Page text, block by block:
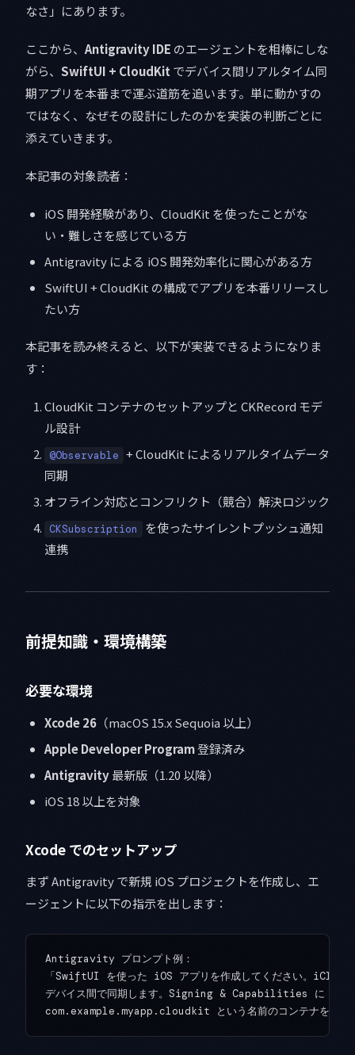
なさ」にあります。
ここから、 Antigravity IDE のエージェントを相棒にしな
がら、 SwiftUI + CloudKitでデバイス間リアルタイム同
期アプリを本番まで運ぶ道筋を追います。単に動かすの
ではなく、なぜその設計にしたのかを実装の判断ごとに
添えていきます。
本記事の対象読者：
iOS 開発経験があり、CloudKit を使ったことがな
い・難しさを感じている方
Antigravity による iOS 開発効率化に関心がある方
SwiftUI + CloudKit の構成でアプリを本番リリースし
たい方
本記事を読み終えると、以下が実装できるようになりま
す：
CloudKit コンテナのセットアップと CKRecord モデ
ル設計
@Observable + CloudKit によるリアルタイムデータ
同期
オフライン対応とコンフリクト（競合）解決ロジック
CKSubscription
を使ったサイレントプッシュ通知
連携
前提知識・環境構築
必要な環境
Xcode 26 （macOS 15.x Sequoia 以上）
Apple Developer Program登録済み
Antigravity最新版（1.20 以降）
iOS 18 以上を対象
Xcode でのセットアップ
まず Antigravity で新規 iOS プロジェクトを作成し、エ
ージェントに以下の指示を出します：
Antigravity プロンプト例：
「SwiftUI を使った iOS アプリを作成してください。
デバイス間で同期します。Signing & Capabilities に